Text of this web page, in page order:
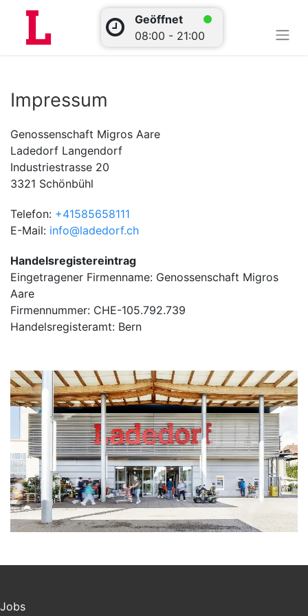
Geöffnet
08:00 - 21:00
Impressum
Genossenschaft Migros Aare
Ladedorf Langendorf
Industriestrasse 20
3321 Schönbühl
Telefon: +41585658111
E-Mail: info@ladedorf.ch
Handelsregistereintrag
Eingetragener Firmenname: Genossenschaft Migros
Aare
Firmennummer: CHE-105.792.739
Handelsregisteramt: Bern
Jobs